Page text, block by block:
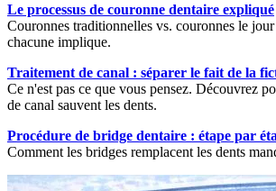
Le processus de couronne dentaire expliqué
Couronnes traditionnelles vs. couronnes le
chacune implique.
Traitement de canal : séparer le fait de la
Ce n'est pas ce que vous pensez. Découvrez
de canal sauvent les dents.
Procédure de bridge dentaire : étape par
Comment les bridges remplacent les dents